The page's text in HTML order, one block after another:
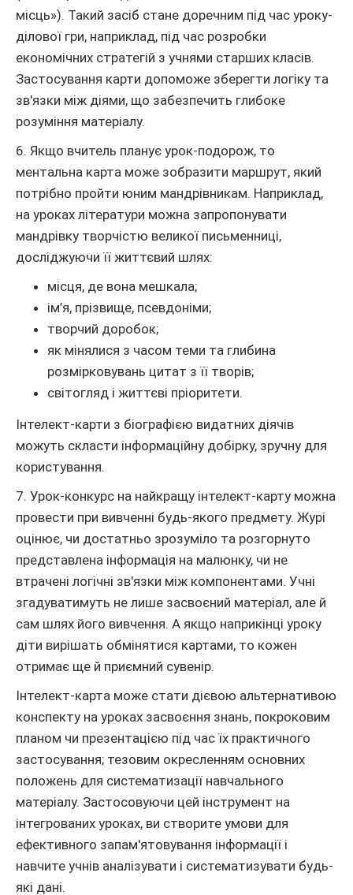
місць»). Такий засіб стане доречним під час уроку-
ділової гри, наприклад, під час розробки
економічних стратегій з учнями старших класів.
Застосування карти допоможе зберегти логіку та
зв'язки між діями, що забезпечить глибоке
розуміння матеріалу.
6. Якщо вчитель планує урок-подорож, то
ментальна карта може зобразити маршрут, який
потрібно пройти юним мандрівникам. Наприклад,
на уроках літератури можна запропонувати
мандрівку творчістю великої письменниці,
досліджуючи її життєвий шлях:
місця, де вона мешкала;
ім’я, прізвище, псевдоніми;
творчий доробок;
як мінялися з часом теми та глибина
розмірковувань цитат з її творів;
світогляд і життєві пріоритети.
Інтелект-карти з біографією видатних діячів
можуть скласти інформаційну добірку, зручну для
користування.
7. Урок-конкурс на найкращу інтелект-карту можна
провести при вивченні будь-якого предмету. Журі
оцінює, чи достатньо зрозуміло та розгорнуто
представлена інформація на малюнку, чи не
втрачені логічні зв'язки між компонентами. Учні
згадуватимуть не лише засвоєний матеріал, але й
сам шлях його вивчення. А якщо наприкінці уроку
діти вирішать обмінятися картами, то кожен
отримає ще й приємний сувенір.
Інтелект-карта може стати дієвою альтернативою
конспекту на уроках засвоєння знань, покроковим
планом чи презентацією під час їх практичного
застосування; тезовим окресленням основних
положень для систематизації навчального
матеріалу. Застосовуючи цей інструмент на
інтегрованих уроках, ви створите умови для
ефективного запам'ятовування інформації і
навчите учнів аналізувати і систематизувати будь-
які дані.